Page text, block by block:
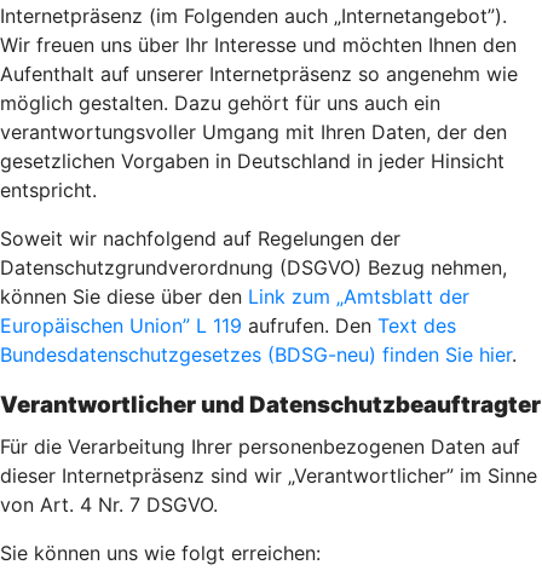
Internetpräsenz (im Folgenden auch „Internetangebot”).
Wir freuen uns über Ihr Interesse und möchten Ihnen den
Aufenthalt auf unserer Internetpräsenz so angenehm wie
möglich gestalten. Dazu gehört für uns auch ein
verantwortungsvoller Umgang mit Ihren Daten, der den
gesetzlichen Vorgaben in Deutschland in jeder Hinsicht
entspricht.
Soweit wir nachfolgend auf Regelungen der
Datenschutzgrundverordnung (DSGVO) Bezug nehmen,
können Sie diese über den Link zum „Amtsblatt der
Europäischen Union” L 119 aufrufen. Den Text des
Bundesdatenschutzgesetzes (BDSG-neu) finden Sie hier.
Verantwortlicher und Datenschutzbeauftragter
Für die Verarbeitung Ihrer personenbezogenen Daten auf
dieser Internetpräsenz sind wir „Verantwortlicher” im Sinne
von Art. 4 Nr. 7 DSGVO.
Sie können uns wie folgt erreichen: